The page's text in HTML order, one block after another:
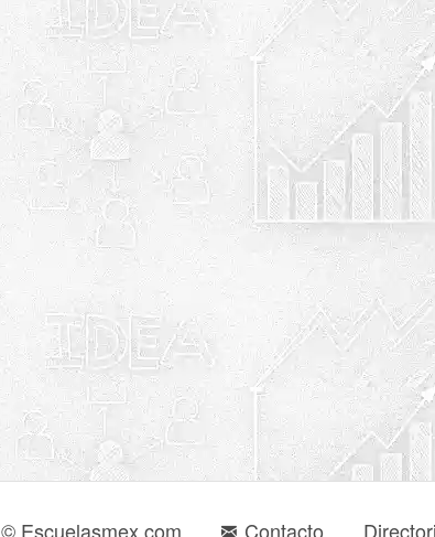
© Escuelasmex.com Contacto